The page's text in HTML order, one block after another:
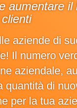
aumentare il
aziende di
Il numero
aziendale,
quantità di
per la tua